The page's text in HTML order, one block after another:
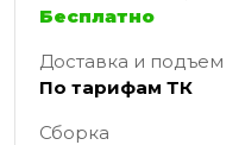
Бесплатно
Доставка и подъем
По тарифам ТК
Сборка